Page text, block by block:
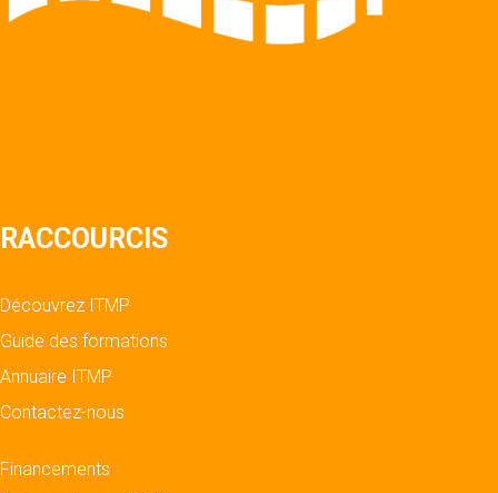
RACCOURCIS
Découvrez ITMP
Guide des formations
Annuaire ITMP
Contactez-nous
Financements